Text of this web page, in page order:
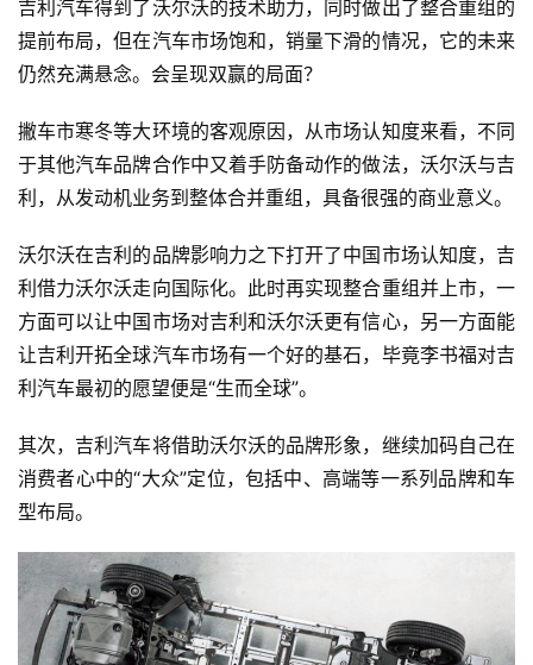
吉利汽车得到了沃尔沃的技术助力，同时做出了整合重组的
提前布局，但在汽车市场饱和，销量下滑的情况，它的未来
仍然充满悬念。会呈现双赢的局面？
撇车市寒冬等大环境的客观原因，从市场认知度来看，不同
于其他汽车品牌合作中又着手防备动作的做法，沃尔沃与吉
利，从发动机业务到整体合并重组，具备很强的商业意义。
沃尔沃在吉利的品牌影响力之下打开了中国市场认知度，吉
利借力沃尔沃走向国际化。此时再实现整合重组并上市，一
方面可以让中国市场对吉利和沃尔沃更有信心，另一方面能
让吉利开拓全球汽车市场有一个好的基石，毕竟李书福对吉
利汽车最初的愿望便是“生而全球”。
其次，吉利汽车将借助沃尔沃的品牌形象，继续加码自己在
消费者心中的“大众”定位，包括中、高端等一系列品牌和车
型布局。